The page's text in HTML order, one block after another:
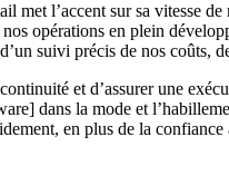
l’accent sur sa vitesse
opérations en plein
suivi précis de nos coûts,
et d’assurer une
dans la mode et
en plus de la